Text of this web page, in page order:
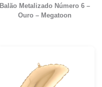
Balão Metalizado Número 6 –
Ouro – Megatoon